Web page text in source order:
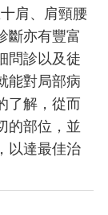
肩、肩頸腰
斷亦有豐富
問診以及徒
能對局部病
了解，從而
的部位，並
以達最佳治